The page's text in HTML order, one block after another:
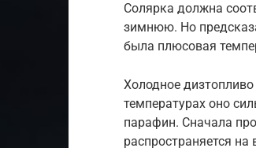
Солярка должна
зимнюю. Но
была плюсовая
Холодное
температурах оно
парафин. Сначала
распространяется на